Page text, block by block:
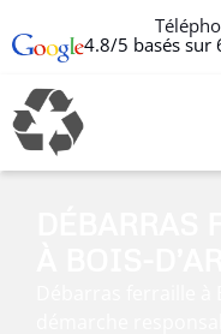
4.8/5 basés sur